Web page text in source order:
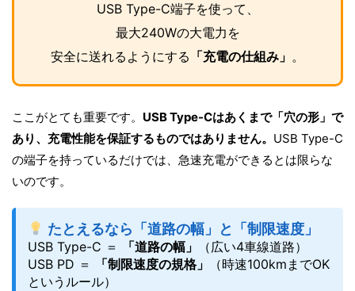
USB Type-C端子を使って、
最大240Wの大電力を
安全に送れるようにする 「充電の仕組み」 。
ここがとても重要です。 USB Type-Cはあくまで「穴の形」で
あり、充電性能を保証するものではありません。 USB Type-C
の端子を持っているだけでは、急速充電ができるとは限らな
いのです。
たとえるなら「道路の幅」と「制限速度」
USB Type-C ＝ 「道路の幅」
（広い4車線道路）
USB PD ＝
「制限速度の規格」
（時速100kmまでOK
というルール）